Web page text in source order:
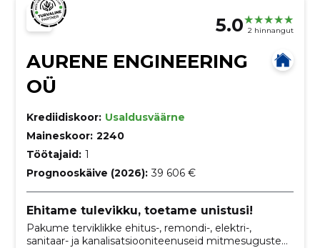
5.0 2 hinnangut
AURENE ENGINEERING
OÜ
Krediidiskoor: Usaldusväärne
Maineskoor: 2240
Töötajaid: 1
Prognooskäive (2026): 39 606 €
Ehitame tulevikku, toetame unistusi!
Pakume terviklikke ehitus-, remondi-, elektri-,
sanitaar- ja kanalisatsiooniteenuseid mitmesuguste